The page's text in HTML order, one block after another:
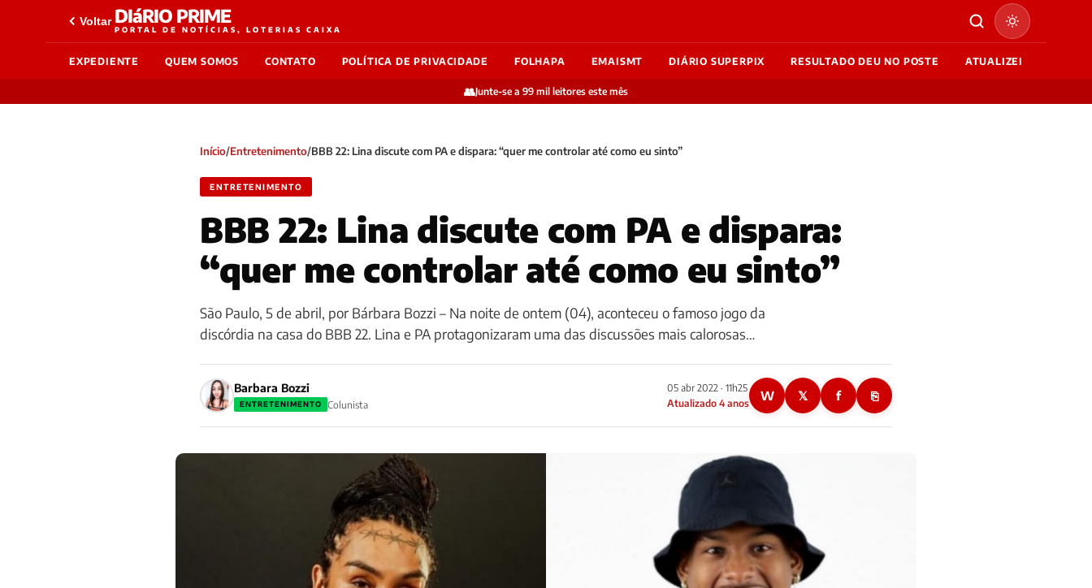
Voltar DIáRIO PRIME
PORTAL DE NOTÍCIAS, LOTERIAS CAIXA
EXPEDIENTE QUEM SOMOS CONTATO POLÍTICA DE PRIVACIDADE FOLHAPA EMAISMT DIÁRIO SUPERPIX RESULTADO DEU NO POSTE ATUALIZEI
👥Junte-se a 99 mil leitores este mês
Início/Entretenimento/BBB 22: Lina discute com PA e dispara: “quer me controlar até como eu sinto”
ENTRETENIMENTO
BBB 22: Lina discute com PA e dispara:
“quer me controlar até como eu sinto”
São Paulo, 5 de abril, por Bárbara Bozzi – Na noite de ontem (04), aconteceu o famoso jogo da
discórdia na casa do BBB 22. Lina e PA protagonizaram uma das discussões mais calorosas…
Barbara Bozzi
ENTRETENIMENTO Colunista
05 abr 2022 · 11h25
Atualizado 4 anos
W 𝕏 f ⎘